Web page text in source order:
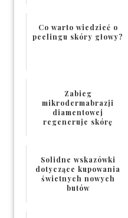
Co warto wiedzieć o
peelingu skóry głowy?
Zabieg
mikrodermabrazji
diamentowej
regeneruje skórę
Solidne wskazówki
dotyczące kupowania
świetnych nowych
butów